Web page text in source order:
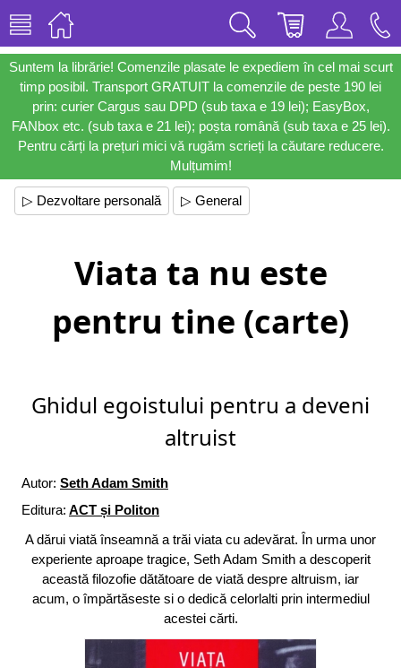
Suntem la librărie! Comenzile plasate le expediem în cel mai scurt
timp posibil. Transport GRATUIT la comenzile de peste 190 lei
prin: curier Cargus sau DPD (sub taxa e 19 lei); EasyBox,
FANbox etc. (sub taxa e 21 lei); poșta română (sub taxa e 25 lei).
Pentru cărți la prețuri mici vă rugăm scrieți la căutare reducere.
Mulțumim!
▷ Dezvoltare personală ▷ General
Viata ta nu este
pentru tine (carte)
Ghidul egoistului pentru a deveni
altruist
Autor: Seth Adam Smith
Editura: ACT și Politon
A dărui viată înseamnă a trăi viata cu adevărat. În urma unor
experiente aproape tragice, Seth Adam Smith a descoperit
această filozofie dătătoare de viată despre altruism, iar
acum, o împărtăseste si o dedică celorlalti prin intermediul
acestei cărti.